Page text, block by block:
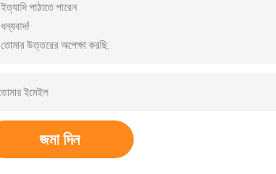
ইত্যাদি পাঠাতে পারেন
ধন্যবাদ!
তোমার উত্তরের অপেক্ষা করছি.
জমা দিন